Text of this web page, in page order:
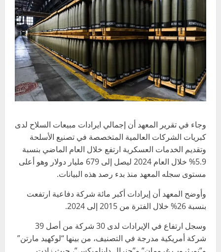
وجاء في تقرير المعهد أن إجمالي ايرادات مبيعات السلاح لدى
كبريات الشركات العالمية المتخصصة في تصنيع الأسلحة
وتقديم الخدمات العسكرية ارتفع خلال العام الماضي بنسبة
5.9% خلال العام 2024 ليصل إلى 679 مليار دولار وهو أعلى
مستوى سجله المعهد منذ بدء رصد هذه البيانات.
وأوضح المعهد أن إيرادات أكبر مائة شركة دفاعية ارتفعت
بنسبة 26% خلال الفترة من 2015 إلى 2024.
وسجل ارتفاع في الإيرادات لدى 30 شركة من أصل 39
شركة أمريكية مدرجة في التصنيف، من بينها “لوكهيد مارتن”